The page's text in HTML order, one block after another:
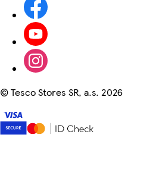
©Tesco Stores SR, a.s. 2026